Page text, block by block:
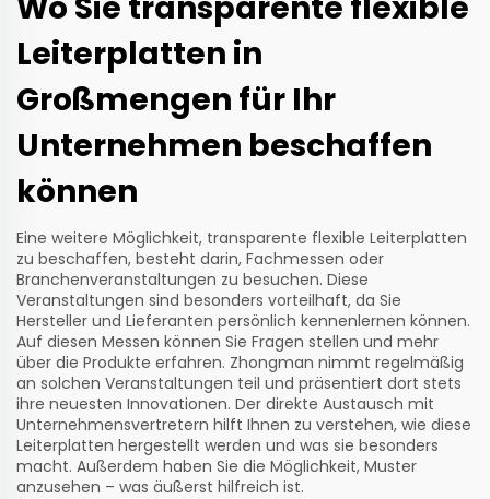
Leiterplatten in
Großmengen für Ihr
Unternehmen beschaffen
können
Eine weitere Möglichkeit, transparente flexible Leiterplatten
zu beschaffen, besteht darin, Fachmessen oder
Branchenveranstaltungen zu besuchen. Diese
Veranstaltungen sind besonders vorteilhaft, da Sie
Hersteller und Lieferanten persönlich kennenlernen können.
Auf diesen Messen können Sie Fragen stellen und mehr
über die Produkte erfahren. Zhongman nimmt regelmäßig
an solchen Veranstaltungen teil und präsentiert dort stets
ihre neuesten Innovationen. Der direkte Austausch mit
Unternehmensvertretern hilft Ihnen zu verstehen, wie diese
Leiterplatten hergestellt werden und was sie besonders
macht. Außerdem haben Sie die Möglichkeit, Muster
anzusehen – was äußerst hilfreich ist.